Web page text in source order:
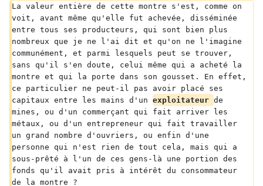
La valeur entière de cette montre s'est, comme on
voit, avant même qu'elle fut achevée, disséminée
entre tous ses producteurs, qui sont bien plus
nombreux que je ne l'ai dit et qu'on ne l'imagine
communément, et parmi lesquels peut se trouver,
sans qu'il s'en doute, celui même qui a acheté la
montre et qui la porte dans son gousset. En effet,
ce particulier ne peut-il pas avoir placé ses
capitaux entre les mains d'un exploitateur de
mines, ou d'un commerçant qui fait arriver les
métaux, ou d'un entrepreneur qui fait travailler
un grand nombre d'ouvriers, ou enfin d'une
personne qui n'est rien de tout cela, mais qui a
sous-prêté à l'un de ces gens-là une portion des
fonds qu'il avait pris à intérêt du consommateur
de la montre ?